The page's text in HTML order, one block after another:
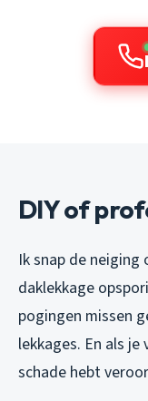
DIY of
Ik snap de
daklekkage
pogingen missen
lekkages. En als
schade hebt